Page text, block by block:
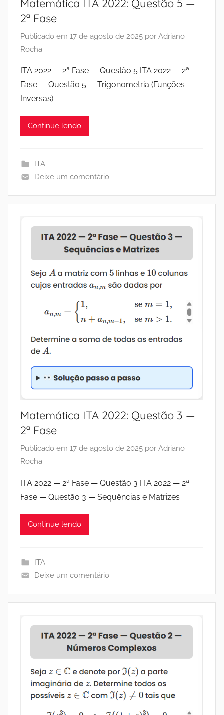
Matemática ITA 2022: Questão 5 —
2ª Fase
Publicado em 17 de agosto de 2025 por Adriano
Rocha
ITA 2022 — 2ª Fase — Questão 5 ITA 2022 — 2ª
Fase — Questão 5 — Trigonometria (Funções
Inversas)
Continue lendo
ITA
Deixe um comentário
Matemática ITA 2022: Questão 3 —
2ª Fase
Publicado em 17 de agosto de 2025 por Adriano
Rocha
ITA 2022 — 2ª Fase — Questão 3 ITA 2022 — 2ª
Fase — Questão 3 — Sequências e Matrizes
Continue lendo
ITA
Deixe um comentário